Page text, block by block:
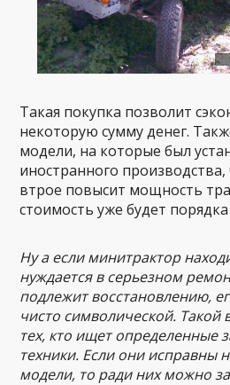
Такая покупка позволит
некоторую сумму денег.
модели, на которые был
иностранного
втрое повысит мощность
стоимость уже будет
Ну а если минитрактор
нуждается в серьезном
подлежит восстановлению,
чисто символической. Такой
тех, кто ищет определенные
техники. Если они исправны
модели, то ради них можно